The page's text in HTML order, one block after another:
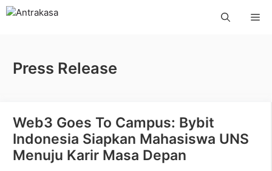
Langsung
Press Release
Web3 Goes To Campus: Bybit
Indonesia Siapkan Mahasiswa UNS
Menuju Karir Masa Depan